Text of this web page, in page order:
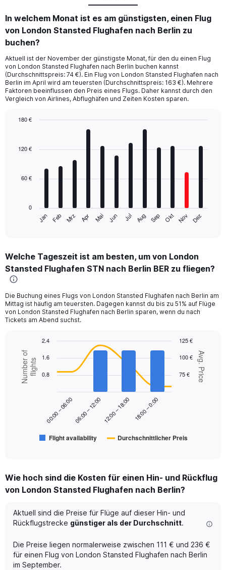
In welchem Monat ist es am günstigsten, einen Flug
von London Stansted Flughafen nach Berlin zu
buchen?
Aktuell ist der November der günstigste Monat, für den du einen Flug
von London Stansted Flughafen nach Berlin buchen kannst
(Durchschnittspreis: 74 €). Ein Flug von London Stansted Flughafen nach
Berlin im April wird am teuersten (Durchschnittspreis: 163 €). Mehrere
Faktoren beeinflussen den Preis eines Flugs. Daher kannst durch den
Vergleich von Airlines, Abflughäfen und Zeiten Kosten sparen.
with
The
Range:
12
categories.
chart
has
1
displaying
values.
Range:
Jan Feb Mrz Apr Mai Jun Jul Aug Sep Okt Nov Dez
0
60 €
120 €
180 €
Welche Tageszeit ist am besten, um von London
Stansted Flughafen STN nach Berlin BER zu fliegen?
Die Buchung eines Flugs von London Stansted Flughafen nach Berlin am
Mittag ist häufig am teuersten. Dagegen kannst du bis zu 51% auf Flüge
von London Stansted Flughafen nach Berlin sparen, wenn du nach
Tickets am Abend suchst.
Combination
chart
with
data
categories.
Range:
categories.
The
chart
2
Y
axes
Chart
graphic.
Avg. Price
Number offlights
Flight availability Durchschnittlicher Preis
00:00 – 06:0006:00 – 12:00 12:00 – 18:00 18:00 – 0:00
75 €
100 €
125 €
0.8
1.6
2.4
Wie hoch sind die Kosten für einen Hin- und Rückflug
von London Stansted Flughafen nach Berlin?
Aktuell sind die Preise für Flüge auf dieser Hin- und
Rückflugstrecke günstiger als der Durchschnitt.
Die Preise liegen normalerweise zwischen 111 € und 236 €
für einen Flug von London Stansted Flughafen nach Berlin
im September.